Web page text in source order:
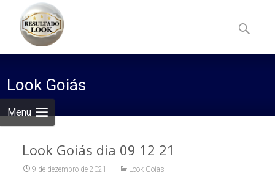
Menu
to
content
por:
Look Goiás
Look Goiás dia 09 12 21
9 de dezembro de 2021 Look Goias